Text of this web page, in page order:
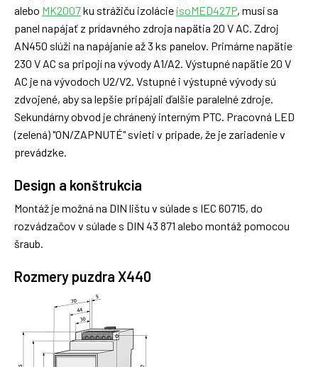
alebo MK2007ku strážiču izolácie isoMED427P, musí sa
panel napájať z prídavného zdroja napätia 20 V AC. Zdroj
AN450 slúži na napájanie až 3 ks panelov. Primárne napätie
230 V AC sa pripojí na vývody A1/A2. Výstupné napätie 20 V
AC je na vývodoch U2/V2. Vstupné i výstupné vývody sú
zdvojené, aby sa lepšie pripájali ďalšie paralelné zdroje.
Sekundárny obvod je chránený interným PTC. Pracovná LED
(zelená) "ON/ZAPNUTÉ" svieti v prípade, že je zariadenie v
prevádzke.
Design a konštrukcia
Montáž je možná na DIN lištu v súlade s IEC 60715, do
rozvádzačov v súlade s DIN 43 871 alebo montáž pomocou
šraub.
Rozmery puzdra X440